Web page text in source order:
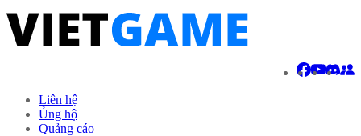
Liên hệ
Ủng hộ
Quảng cáo